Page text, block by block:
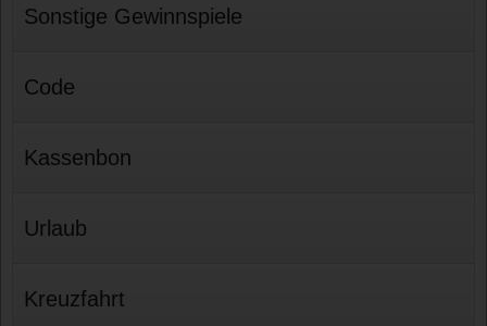
Sonstige Gewinnspiele
Code
Kassenbon
Urlaub
Kreuzfahrt